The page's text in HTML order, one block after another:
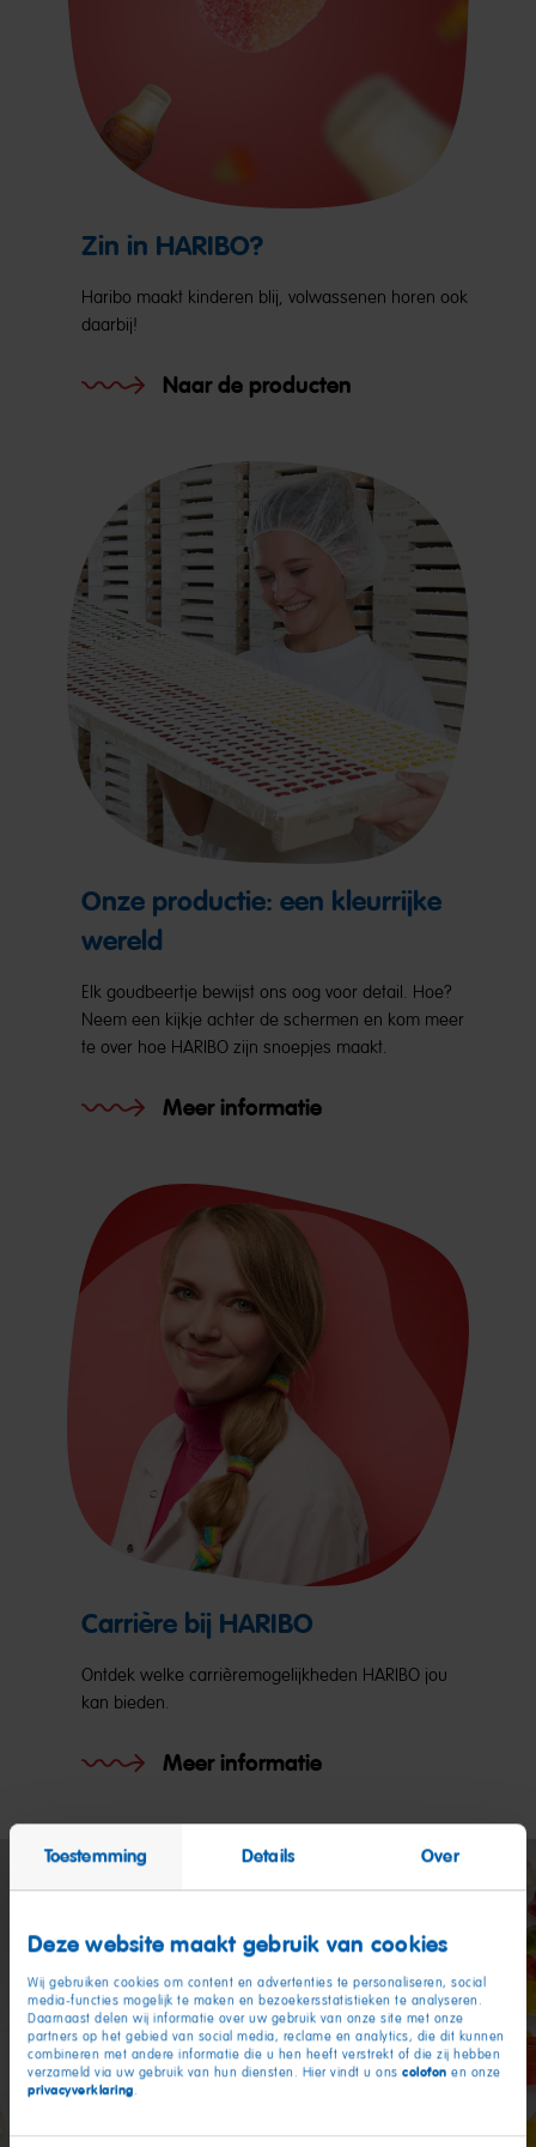
Toestemming Details Over
Deze website maakt gebruik van cookies
Wij gebruiken cookies om content en advertenties te personaliseren, social
media-functies mogelijk te maken en bezoekersstatistieken te analyseren.
Daarnaast delen wij informatie over uw gebruik van onze site met onze
partners op het gebied van social media, reclame en analytics, die dit kunnen
combineren met andere informatie die u hen heeft verstrekt of die zij hebben
verzameld via uw gebruik van hun diensten. Hier vindt u ons colofon en onze
privacyverklaring.
Zin in HARIBO?
Haribo maakt kinderen blij, volwassenen horen ook
daarbij!
Naar de producten
Onze productie: een kleurrijke
wereld
Elk goudbeertje bewijst ons oog voor detail. Hoe?
Neem een kijkje achter de schermen en kom meer
te over hoe HARIBO zijn snoepjes maakt.
Meer informatie
Carrière bij HARIBO
Ontdek welke carrièremogelijkheden HARIBO jou
kan bieden.
Meer informatie